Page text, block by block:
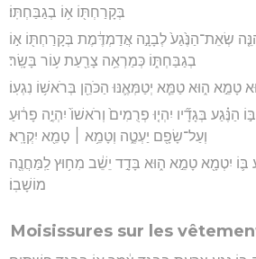
בְּקָרַחְתּ֖וֹ א֥וֹ בְגַבַּחְתּֽוֹ׃
שְׂאֵת־הַנֶּ֙גַע֙ לְבָנָ֣ה אֲדַמְדֶּ֔מֶת בְּקָרַחְתּ֖וֹ א֣וֹ
בְגַבַּחְתּ֑וֹ כְּמַרְאֵ֥ה צָרַ֖עַת ע֥וֹר בָּשָֽׂר׃
טָמֵ֣א ה֑וּא טַמֵּ֧א יְטַמְּאֶ֛נּוּ הַכֹּהֵ֖ן בְּרֹאשׁ֥וֹ נִגְעֽוֹ׃
הַנֶּ֗גַע בְּגָדָ֞יו יִהְי֤וּ פְרֻמִים֙ וְרֹאשׁוֹ֙ יִהְיֶ֣ה פָר֔וּעַ
וְעַל־שָׂפָ֖ם יַעְטֶ֑ה וְטָמֵ֥א ׀ טָמֵ֖א יִקְרָֽא׃
בּ֛וֹ יִטְמָ֖א טָמֵ֣א ה֑וּא בָּדָ֣ד יֵשֵׁ֔ב מִח֥וּץ לַֽמַּחֲנֶ֖ה
מוֹשָׁבֽוֹ׃
Moisissures sur les